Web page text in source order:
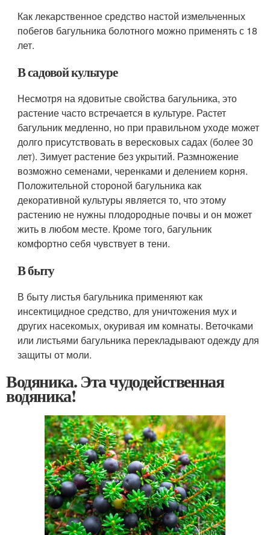
Как лекарственное средство настой измельченных
побегов багульника болотного можно применять с 18
лет.
В садовой культуре
Несмотря на ядовитые свойства багульника, это
растение часто встречается в культуре. Растет
багульник медленно, но при правильном уходе может
долго присутствовать в вересковых садах (более 30
лет). Зимует растение без укрытий. Размножение
возможно семенами, черенками и делением корня.
Положительной стороной багульника как
декоративной культуры является то, что этому
растению не нужны плодородные почвы и он может
жить в любом месте. Кроме того, багульник
комфортно себя чувствует в тени.
В быту
В быту листья багульника применяют как
инсектицидное средство, для уничтожения мух и
других насекомых, окуривая им комнаты. Веточками
или листьями багульника перекладывают одежду для
защиты от моли.
Водяника. Эта чудодейственная
водяника!